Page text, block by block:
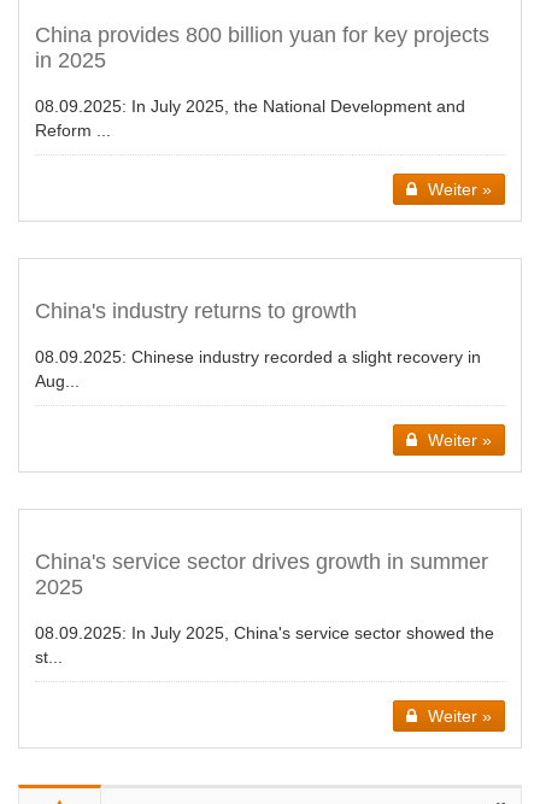
China provides 800 billion yuan for key projects
in 2025
08.09.2025: In July 2025, the National Development and
Reform ...
Weiter »
China's industry returns to growth
08.09.2025: Chinese industry recorded a slight recovery in
Aug...
Weiter »
China's service sector drives growth in summer
2025
08.09.2025: In July 2025, China's service sector showed the
st...
Weiter »